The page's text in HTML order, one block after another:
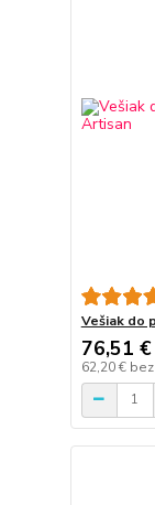
Vešiak do
76,51 €
62,20 €